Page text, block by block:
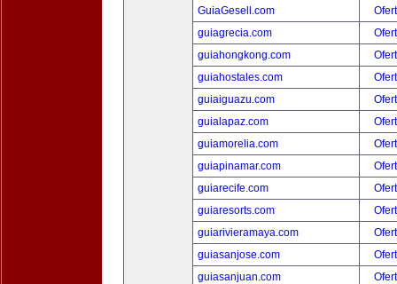
GuiaGesell.com
guiagrecia.com
guiahongkong.com
guiahostales.com
guiaiguazu.com
guialapaz.com
guiamorelia.com
guiapinamar.com
guiarecife.com
guiaresorts.com
guiarivieramaya.com
guiasanjose.com
guiasanjuan.com